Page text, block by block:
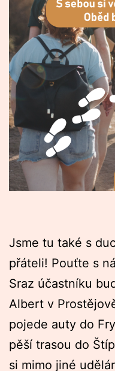
Jsme tu také s
přáteli! Pouťte s
Sraz účastníku
Albert v
pojede auty do
pěší trasou do
si mimo jiné